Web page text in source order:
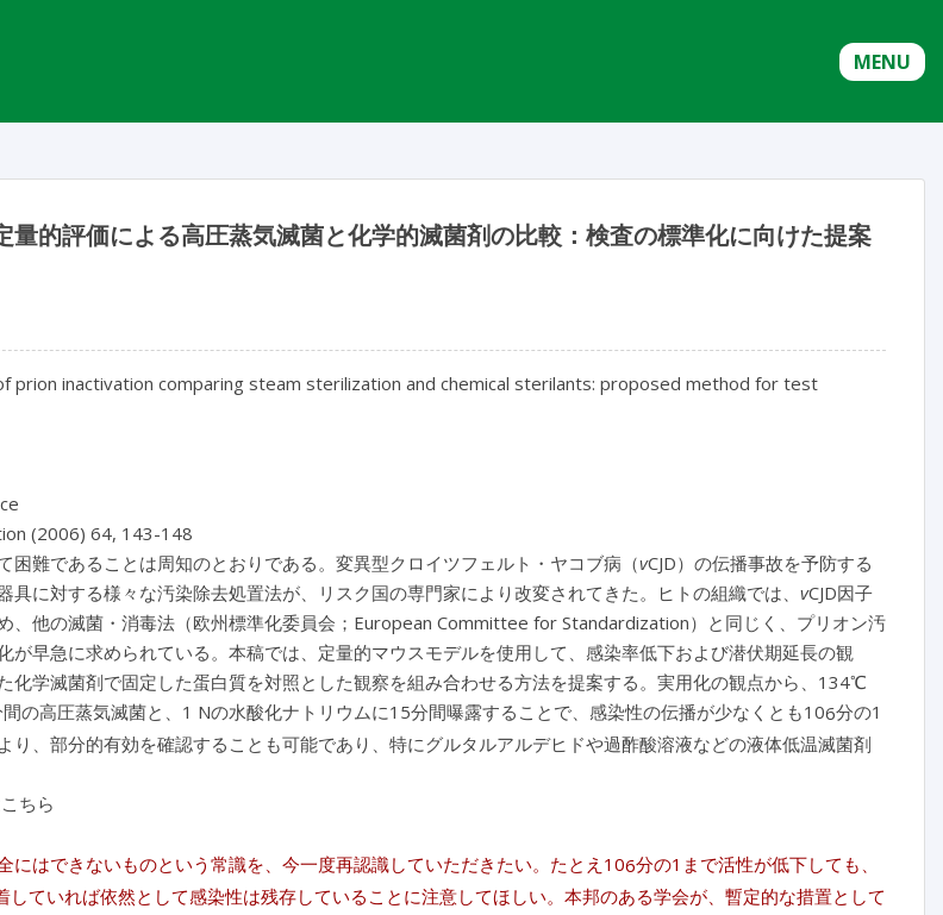
MENU
量的評価による高圧蒸気滅菌と化学的滅菌剤の比較：検査の標準化に向けた提案
prion inactivation comparing steam sterilization and chemical sterilants: proposed method for test
(2006) 64, 143-148
困難であることは周知のとおりである。変異型クロイツフェルト・ヤコブ病（vCJD）の伝播事故を予防する
具に対する様々な汚染除去処置法が、リスク国の専門家により改変されてきた。ヒトの組織では、 vCJD因子
、他の滅菌・消毒法（欧州標準化委員会；European Committee for Standardization）と同じく、プリオン汚
が早急に求められている。本稿では、定量的マウスモデルを使用して、感染率低下および潜伏期延長の観
化学滅菌剤で固定した蛋白質を対照とした観察を組み合わせる方法を提案する。実用化の観点から、134℃
の高圧蒸気滅菌と、1 Nの水酸化ナトリウムに15分間曝露することで、感染性の伝播が少なくとも106分の1
り、部分的有効を確認することも可能であり、特にグルタルアルデヒドや過酢酸溶液などの液体低温滅菌剤
ちら
にはできないものという常識を、今一度再認識していただきたい。たとえ106分の1まで活性が低下しても、
していれば依然として感染性は残存していることに注意してほしい。本邦のある学会が、暫定的な措置として